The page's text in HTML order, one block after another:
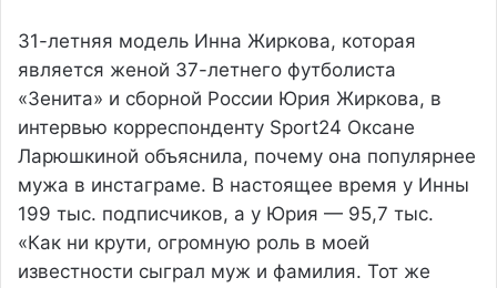
31-летняя модель Инна Жиркова, которая
является женой 37-летнего футболиста
«Зенита» и сборной России Юрия Жиркова, в
интервью корреспонденту Sport24 Оксане
Ларюшкиной объяснила, почему она популярнее
мужа в инстаграме. В настоящее время у Инны
199 тыс. подписчиков, а у Юрия — 95,7 тыс.
«Как ни крути, огромную роль в моей
известности сыграл муж и фамилия. Тот же